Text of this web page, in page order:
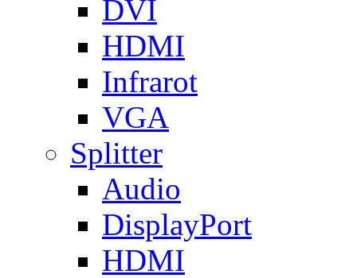
DVI
HDMI
Infrarot
VGA
Splitter
Audio
DisplayPort
HDMI